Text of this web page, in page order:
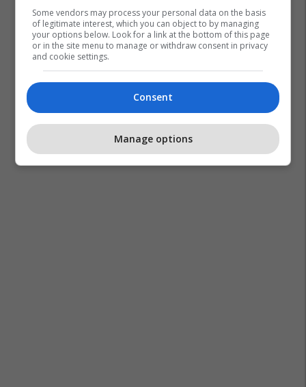
Pink
Some vendors may process your personal data on the basis
of legitimate interest, which you can object to by managing
your options below. Look for a link at the bottom of this page
or in the site menu to manage or withdraw consent in privacy
and cookie settings.
Consent
Manage options